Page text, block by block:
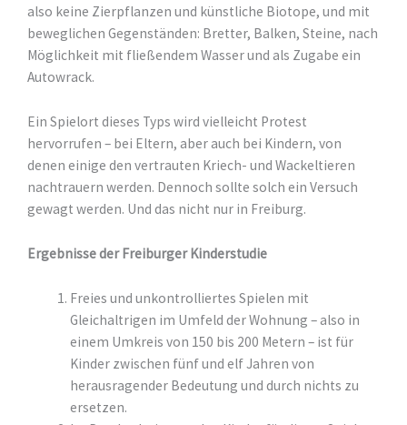
also keine Zierpflanzen und künstliche Biotope, und mit
beweglichen Gegenständen: Bretter, Balken, Steine, nach
Möglichkeit mit fließendem Wasser und als Zugabe ein
Autowrack.
Ein Spielort dieses Typs wird vielleicht Protest
hervorrufen – bei Eltern, aber auch bei Kindern, von
denen einige den vertrauten Kriech- und Wackeltieren
nachtrauern werden. Dennoch sollte solch ein Versuch
gewagt werden. Und das nicht nur in Freiburg.
Ergebnisse der Freiburger Kinderstudie
Freies und unkontrolliertes Spielen mit
Gleichaltrigen im Umfeld der Wohnung – also in
einem Umkreis von 150 bis 200 Metern – ist für
Kinder zwischen fünf und elf Jahren von
herausragender Bedeutung und durch nichts zu
ersetzen.